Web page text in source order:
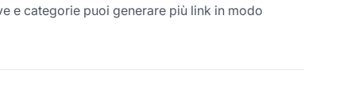
e categorie puoi generare più link in modo